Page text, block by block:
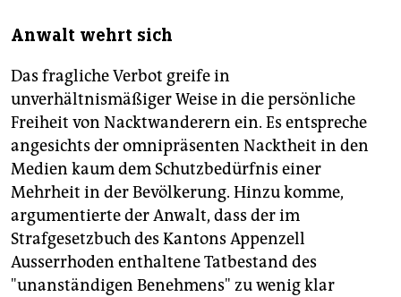
Anwalt wehrt sich
Das fragliche Verbot greife in
unverhältnismäßiger Weise in die persönliche
Freiheit von Nacktwanderern ein. Es entspreche
angesichts der omnipräsenten Nacktheit in den
Medien kaum dem Schutzbedürfnis einer
Mehrheit in der Bevölkerung. Hinzu komme,
argumentierte der Anwalt, dass der im
Strafgesetzbuch des Kantons Appenzell
Ausserrhoden enthaltene Tatbestand des
"unanständigen Benehmens" zu wenig klar